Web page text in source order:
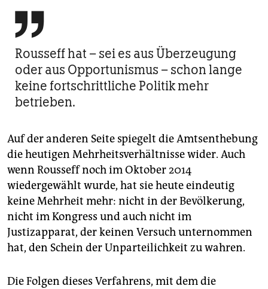

Rousseff hat – sei es aus Überzeugung
oder aus Opportunismus – schon lange
keine fortschrittliche Politik mehr
betrieben.
Auf der anderen Seite spiegelt die Amtsenthebung
die heutigen Mehrheitsverhältnisse wider. Auch
wenn Rousseff noch im Oktober 2014
wiedergewählt wurde, hat sie heute eindeutig
keine Mehrheit mehr: nicht in der Bevölkerung,
nicht im Kongress und auch nicht im
Justizapparat, der keinen Versuch unternommen
hat, den Schein der Unparteilichkeit zu wahren.
Die Folgen dieses Verfahrens, mit dem die